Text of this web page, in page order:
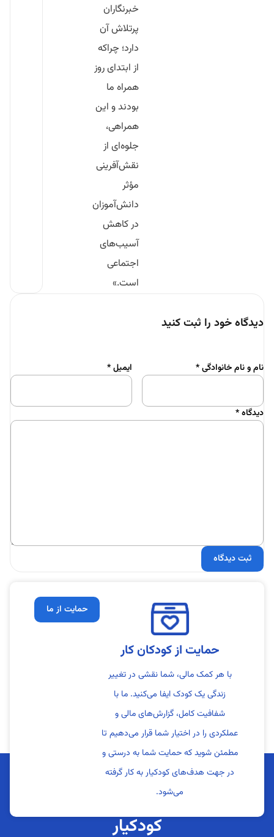
خبرنگاران
پرتلاش آن
دارد؛ چراکه
از ابتدای روز
همراه ما
بودند و این
همراهی،
جلوه‌ای از
نقش‌آفرینی
مؤثر
دانش‌آموزان
در کاهش
آسیب‌های
اجتماعی
است.»
دیدگاه خود را ثبت کنید
دیدگاه*
نام و نام خانوادگی* ایمیل*
حمایت از کودکان کار
با هر کمک مالی، شما نقشی در تغییر
زندگی یک کودک ایفا می‌کنید. ما با
شفافیت کامل، گزارش‌های مالی و
عملکردی را در اختیار شما قرار می‌دهیم تا
مطمئن شوید که حمایت شما به درستی و
در جهت هدف‌های کودکیار به کار گرفته
می‌شود.
حمایت از ما
کودکیار